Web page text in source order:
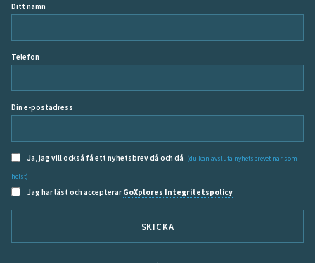
Ditt namn
Telefon
Din e-postadress
Ja, jag vill också få ett nyhetsbrev då och då (du kan avsluta nyhetsbrevet när som
helst)
Jag har läst och accepterar GoXplores Integritetspolicy
SKICKA